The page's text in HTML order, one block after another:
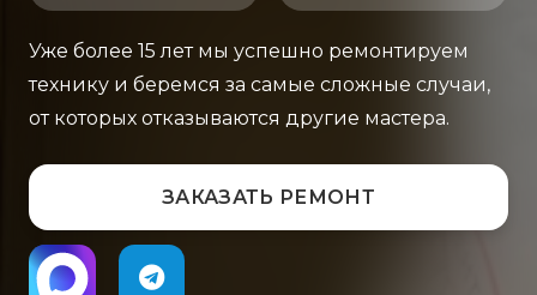
Уже более 15 лет мы успешно ремонтируем
технику и беремся за самые сложные случаи,
от которых отказываются другие мастера.
ЗАКАЗАТЬ РЕМОНТ